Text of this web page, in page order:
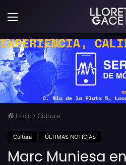
Menú
Inicio / Cultura
Cultura ÚLTIMAS NOTICIAS
Marc Muniesa